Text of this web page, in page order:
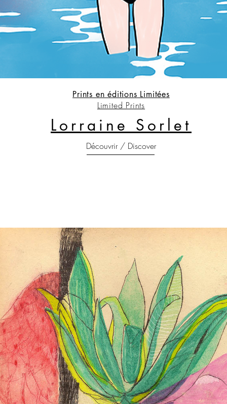
Prints en éditions Limitées
Limited Prints
Lorraine Sorlet
Découvrir / Discover